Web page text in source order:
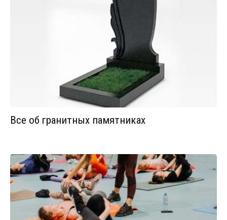
Все об гранитных памятниках